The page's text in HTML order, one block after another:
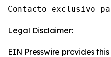
Contacto exclusivo
Legal Disclaimer:
EIN Presswire provides